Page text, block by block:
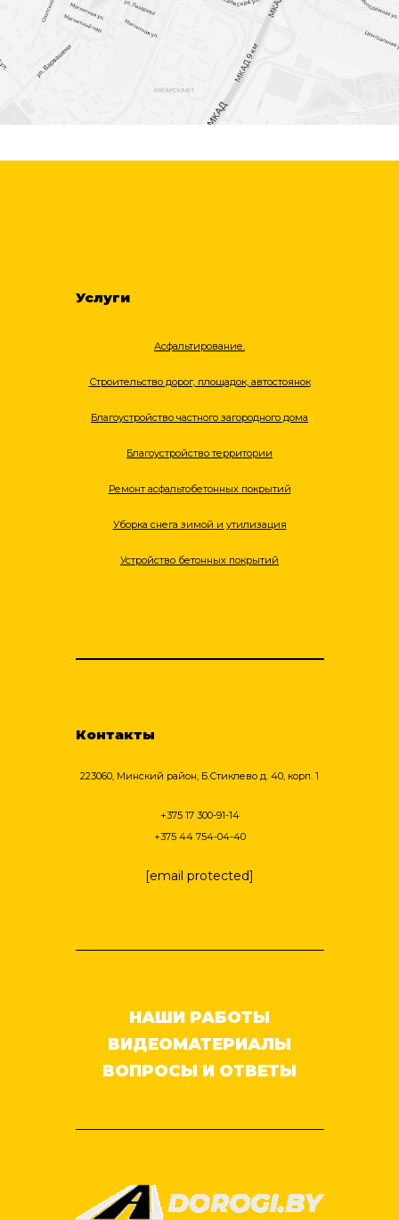
Услуги
Асфальтирование.
Строительство дорог, площадок, автостоянок
Благоустройство частного загородного дома
Благоустройство территории
Ремонт асфальтобетонных покрытий
Уборка снега зимой и утилизация
Устройство бетонных покрытий
Контакты
223060, Минский район, Б.Стиклево д. 40, корп. 1
+375 17 300-91-14
+375 44 754-04-40
[email protected]
НАШИ РАБОТЫ
ВИДЕОМАТЕРИАЛЫ
ВОПРОСЫ И ОТВЕТЫ